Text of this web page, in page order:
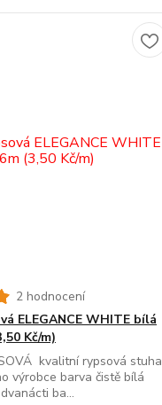
2 hodnocení
ELEGANCE WHITE bílá
Kč/m)
kvalitní rypsová stuha
výrobce barva čistě bílá
ba...